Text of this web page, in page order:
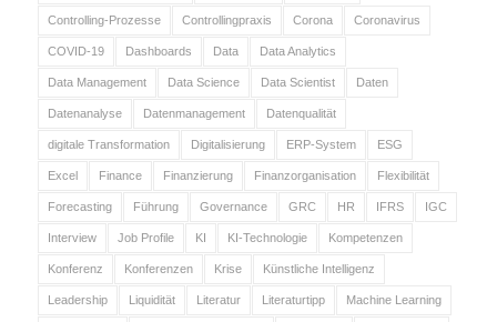
Controlling-Prozesse Controllingpraxis Corona Coronavirus
COVID-19 Dashboards Data Data Analytics
Data Management Data Science Data Scientist Daten
Datenanalyse Datenmanagement Datenqualität
digitale Transformation Digitalisierung ERP-System ESG
Excel Finance Finanzierung Finanzorganisation Flexibilität
Forecasting Führung Governance GRC HR IFRS IGC
Interview Job Profile KI KI-Technologie Kompetenzen
Konferenz Konferenzen Krise Künstliche Intelligenz
Leadership Liquidität Literatur Literaturtipp Machine Learning